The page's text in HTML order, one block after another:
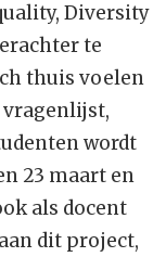
Diversity
te
thuis voelen
wordt
23 maart en
als docent
dit project,